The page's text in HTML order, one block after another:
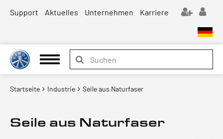
Support Aktuelles Unternehmen Karriere
Startseite Industrie Seile aus Naturfaser
Seile aus Naturfaser